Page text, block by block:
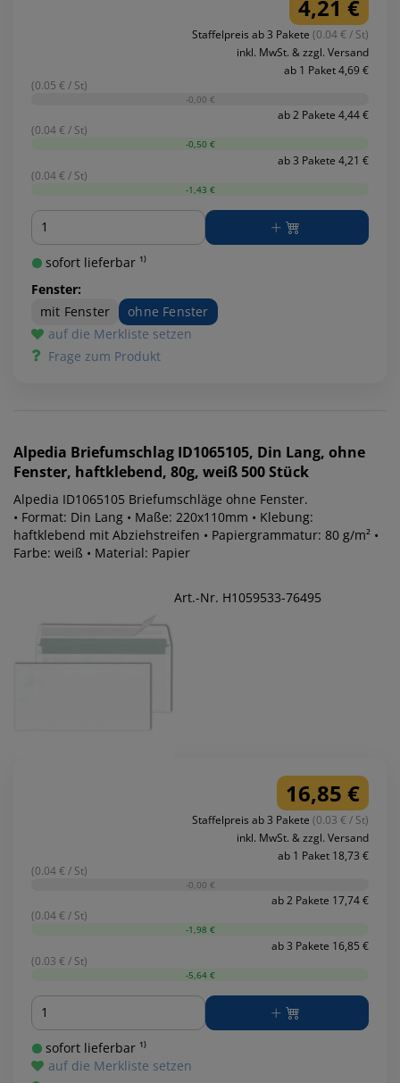
4,21 €
Staffelpreis ab 3 Pakete (0.04 € / St)
inkl. MwSt. & zzgl. Versand
ab 1 Paket 4,69 €
(0.05 € / St)
-0,00 €
ab 2 Pakete 4,44 €
(0.04 € / St)
-0,50 €
ab 3 Pakete 4,21 €
(0.04 € / St)
-1,43 €
Menge
sofort lieferbar ¹⁾
Fenster:
mit Fenster
ohne Fenster
auf die Merkliste setzen
Frage zum Produkt
Alpedia Briefumschlag ID1065105, Din Lang, ohne
Fenster, haftklebend, 80g, weiß 500 Stück
Alpedia ID1065105 Briefumschläge ohne Fenster.
• Format: Din Lang • Maße: 220x110mm • Klebung:
haftklebend mit Abziehstreifen • Papiergrammatur: 80 g/m² •
Farbe: weiß • Material: Papier
Art.-Nr. H1059533-76495
16,85 €
Staffelpreis ab 3 Pakete (0.03 € / St)
inkl. MwSt. & zzgl. Versand
ab 1 Paket 18,73 €
(0.04 € / St)
-0,00 €
ab 2 Pakete 17,74 €
(0.04 € / St)
-1,98 €
ab 3 Pakete 16,85 €
(0.03 € / St)
-5,64 €
Menge
sofort lieferbar ¹⁾
auf die Merkliste setzen